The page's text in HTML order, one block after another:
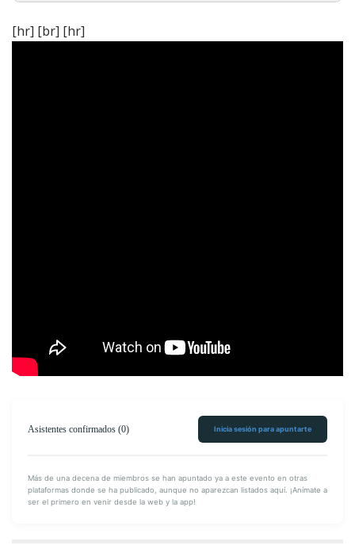
Encuéntranos en Facebook
[hr] [br] [hr]
Asistentes confirmados (0) Inicia sesión para apuntarte
Más de una decena de miembros se han apuntado ya a este evento en otras
plataformas donde se ha publicado, aunque no aparezcan listados aquí. ¡Anímate a
ser el primero en venir desde la web y la app!